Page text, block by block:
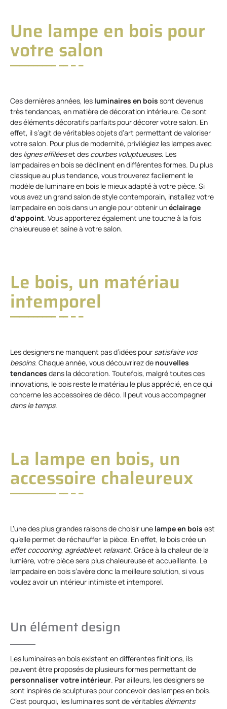
Une lampe en bois pour
votre salon
Ces dernières années, les luminaires en bois sont devenus
très tendances, en matière de décoration intérieure. Ce sont
des éléments décoratifs parfaits pour décorer votre salon. En
effet, il s’agit de véritables objets d’art permettant de valoriser
votre salon. Pour plus de modernité, privilégiez les lampes avec
des lignes effiléeset des courbes voluptueuses. Les
lampadaires en bois se déclinent en différentes formes. Du plus
classique au plus tendance, vous trouverez facilement le
modèle de luminaire en bois le mieux adapté à votre pièce. Si
vous avez un grand salon de style contemporain, installez votre
lampadaire en bois dans un angle pour obtenir unéclairage
d’appoint. Vous apporterez également une touche à la fois
chaleureuse et saine à votre salon.
Le bois, un matériau
intemporel
Les designers ne manquent pas d’idées pour satisfaire vos
besoins. Chaque année, vous découvrirez de nouvelles
tendances dans la décoration. Toutefois, malgré toutes ces
innovations, le bois reste le matériau le plus apprécié, en ce qui
concerne les accessoires de déco. Il peut vous accompagner
dans le temps.
La lampe en bois, un
accessoire chaleureux
L’une des plus grandes raisons de choisir une lampe en bois est
qu’elle permet de réchauffer la pièce. En effet, le bois crée un
effet cocooning, agréableet relaxant. Grâce à la chaleur de la
lumière, votre pièce sera plus chaleureuse et accueillante. Le
lampadaire en bois s’avère donc la meilleure solution, si vous
voulez avoir un intérieur intimiste et intemporel.
Un élément design
Les luminaires en bois existent en différentes finitions, ils
peuvent être proposés de plusieurs formes permettant de
personnaliser votre intérieur. Par ailleurs, les designers se
sont inspirés de sculptures pour concevoir des lampes en bois.
C’est pourquoi, les luminaires sont de véritables éléments